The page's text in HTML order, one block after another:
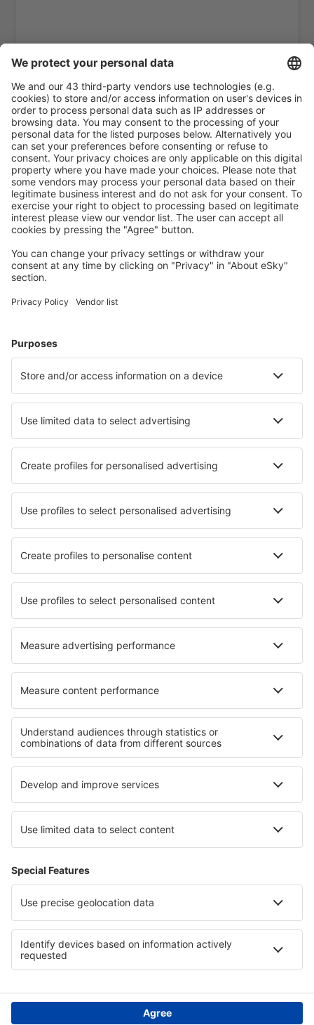
Aeropuerto de Gamarra (GRA)
Buenaventura Airport (BUN)
Puerto Carreño Germán Olano (PCR)
Tolu Golfo de Morrosquillo (TLU)
Machangara (PPN)
Florencia Gustavo Artunduaga Paredes (FLA)
Isla San Andres Gustavo Rojas Pinilla (ADZ)
Medellín
Aeropuerto de Bahía Solano (BSC)
Guapi Airport (GPI)
La Chorrera Airport (LCR)
Tumaco La Florida (TCO)
Manizales La Nubia (MZL)
La Pedrera Airport (LPD)
Villavicencio La Vanguardia (VVC)
Aeropuerto de Las Brujas (CZU)
Saravena Airport (RVE)
Montería Los Garzones (MTR)
Matecana (PEI)
Puerto Inírida Obando (PDA)
Bucaramanga Palonegro (BGA)
Pitalito Airport (PTX)
Cartagena Rafael Núnez (CTG)
Aeropuerto San Luis (IPI)
Aeropuerto Santiago Pérez Quiroz (AUC)
Simón Bolívar (SMR)
Tarapacá Airport (TCD)
Puerto Asis Tres de Mayo (PUU)